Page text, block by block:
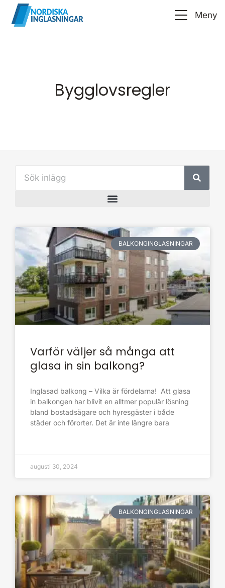
Meny
Bygglovsregler
BALKONGINGLASNINGAR
Varför väljer så många att
glasa in sin balkong?
Inglasad balkong – Vilka är fördelarna! Att glasa
in balkongen har blivit en alltmer populär lösning
bland bostadsägare och hyresgäster i både
städer och förorter. Det är inte längre bara
augusti 30, 2024
BALKONGINGLASNINGAR